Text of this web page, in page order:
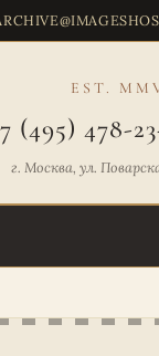
EST.
(495) 478-
г. Москва, ул.